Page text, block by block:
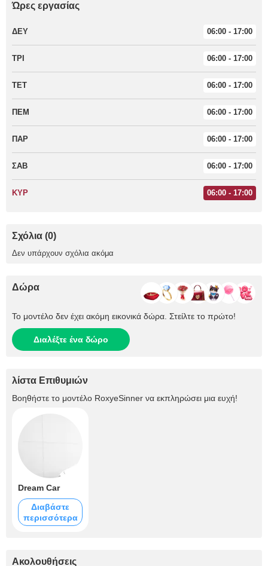
Ώρες εργασίας
ΔΕΥ 06:00 - 17:00
ΤΡΙ 06:00 - 17:00
ΤΕΤ 06:00 - 17:00
ΠΕΜ 06:00 - 17:00
ΠΑΡ 06:00 - 17:00
ΣΑΒ 06:00 - 17:00
ΚΥΡ 06:00 - 17:00
Σχόλια (0)
Δεν υπάρχουν σχόλια ακόμα
Δώρα
Το μοντέλο δεν έχει ακόμη εικονικά δώρα. Στείλτε το πρώτο!
Διαλέξτε ένα δώρο
λίστα Επιθυμιών
Βοηθήστε το μοντέλο RoxyeSinner να εκπληρώσει μια ευχή!
Dream Car
Διαβάστε
περισσότερα
Ακολουθήσεις